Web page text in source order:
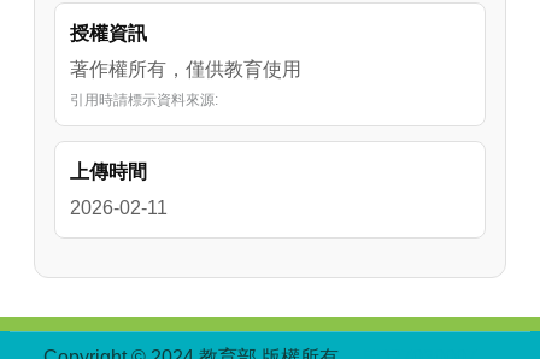
授權資訊
著作權所有，僅供教育使用
引用時請標示資料來源:
上傳時間
2026-02-11